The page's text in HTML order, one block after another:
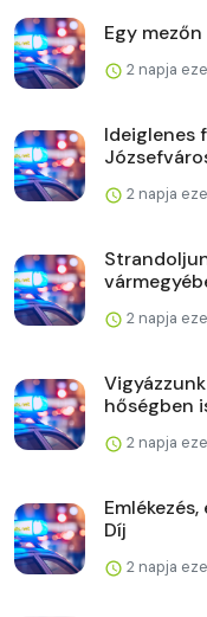
Egy
2 napja
Ideiglenes
2 napja
2 napja
hőségben
2 napja
Díj
2 napja